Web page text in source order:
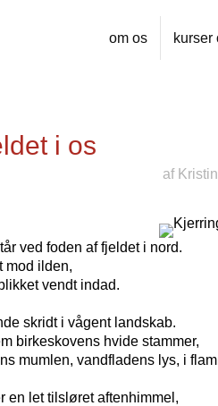
om os kurser
i os
af Kristin
ved foden af fjeldet i nord.
mod ilden,
vendt indad.
skridt i vågent landskab.
birkeskovens hvide stammer,
mumlen, vandfladens lys, i
en let tilsløret aftenhimmel,